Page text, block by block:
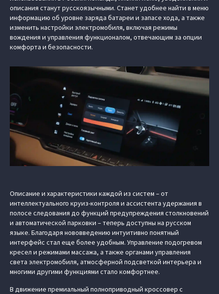
описания станут русскоязычными. Станет удобнее найти в меню
информацию об уровне заряда батареи и запасе хода, а также
изменить настройки электромобиля, включая режимы
вождения и управления функционалом, отвечающим за опции
комфорта и безопасности.
Описание и характеристики каждой из систем – от
интеллектуального круиз-контроля и ассистента удержания в
полосе следования до функций предупреждения столкновений
и автоматической парковки – теперь доступны на русском
языке. Благодаря нововведению интуитивно понятный
интерфейс стал еще более удобным. Управление подогревом
кресел и режимами массажа, а также органами управления
света электромобиля, атмосферной подсветкой интерьера и
многими другими функциями стало комфортнее.
В движение премиальный полноприводный кроссовер с